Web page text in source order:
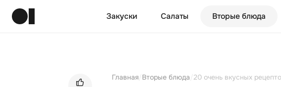
Закуски Салаты Вторые блюда
Главная Вторые блюда 20 очень вкусных